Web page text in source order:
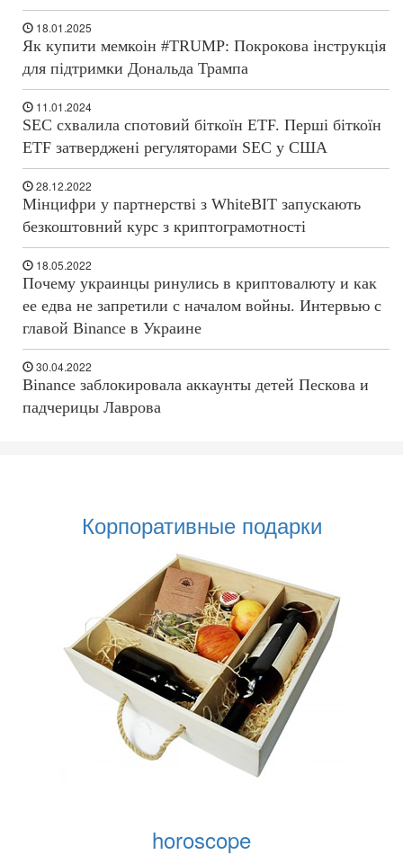
18.01.2025
Як купити мемкоін #TRUMP: Покрокова інструкція
для підтримки Дональда Трампа
11.01.2024
SEC схвалила спотовий біткоїн ETF. Перші біткоїн
ETF затверджені регуляторами SEC у США
28.12.2022
Мінцифри у партнерстві з WhiteBIT запускають
безкоштовний курс з криптограмотності
18.05.2022
Почему украинцы ринулись в криптовалюту и как
ее едва не запретили с началом войны. Интервью с
главой Binance в Украине
30.04.2022
Binance заблокировала аккаунты детей Пескова и
падчерицы Лаврова
Корпоративные подарки
horoscope